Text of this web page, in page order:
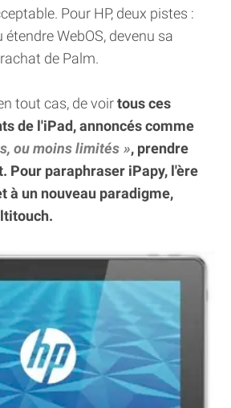
Pour HP, deux pistes :
WebOS, devenu sa
de Palm.
tout cas, de voirtous ces
de l'iPad, annoncés comme
ou moins limités
, prendre
Pour paraphraser iPapy, l'ère
à un nouveau paradigme,